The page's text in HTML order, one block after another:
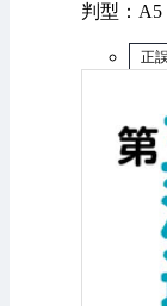
判型：
正